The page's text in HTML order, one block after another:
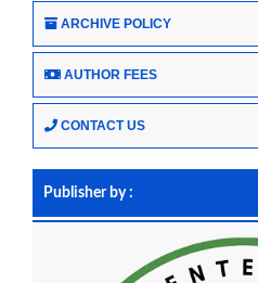
ARCHIVE POLICY
AUTHOR FEES
CONTACT US
Publisher by :